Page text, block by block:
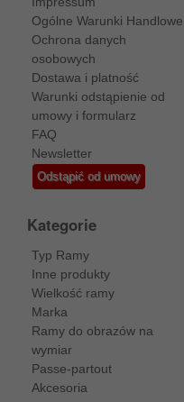
Ogólne Warunki Handlowe
Ochrona danych
osobowych
Dostawa i platność
Warunki odstąpienie od
umowy i formularz
FAQ
Newsletter
Odstąpić od umowy
Kategorie
Typ Ramy
Inne produkty
Wielkość ramy
Marka
Ramy do obrazów na
wymiar
Passe-partout
Akcesoria